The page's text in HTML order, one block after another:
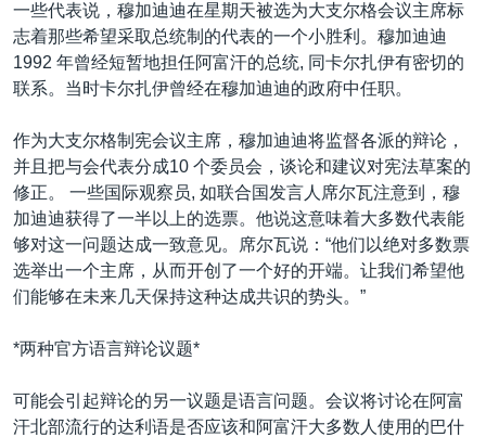
埃博拉疫情
美国之音专访
重要讲话与声明
台海两岸关系
南中国海争端
关注西藏
关注新疆
GEN Z 看美国
其他语言网站
一些代表说，穆加迪迪在星期天被选为大支尔格会议主席标
志着那些希望采取总统制的代表的一个小胜利。穆加迪迪
1992 年曾经短暂地担任阿富汗的总统, 同卡尔扎伊有密切的
联系。当时卡尔扎伊曾经在穆加迪迪的政府中任职。
作为大支尔格制宪会议主席，穆加迪迪将监督各派的辩论，
并且把与会代表分成10 个委员会，谈论和建议对宪法草案的
修正。 一些国际观察员, 如联合国发言人席尔瓦注意到，穆
加迪迪获得了一半以上的选票。他说这意味着大多数代表能
够对这一问题达成一致意见。席尔瓦说：“他们以绝对多数票
选举出一个主席，从而开创了一个好的开端。让我们希望他
们能够在未来几天保持这种达成共识的势头。”
*两种官方语言辩论议题*
可能会引起辩论的另一议题是语言问题。会议将讨论在阿富
汗北部流行的达利语是否应该和阿富汗大多数人使用的巴什